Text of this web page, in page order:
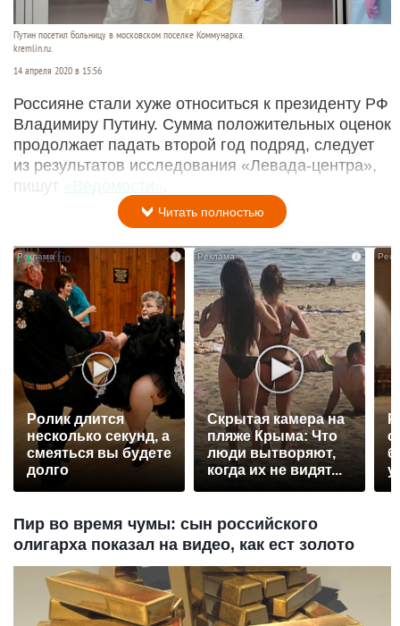
Путин посетил больницу в московском поселке Коммунарка.
kremlin.ru.
14 апреля 2020 в 15:56
Россияне стали хуже относиться к президенту РФ
Владимиру Путину. Сумма положительных оценок
продолжает падать второй год подряд, следует
из результатов исследования «Левада-центра»,
пишут
«Ведомости»
Читать полностью
Ролик длится
несколько секунд, а
смеяться вы будете
долго
i
Скрытая камера на
пляже Крыма: Что
люди вытворяют,
когда их не видят...
Пир во время чумы: сын российского
олигарха показал на видео, как ест золото